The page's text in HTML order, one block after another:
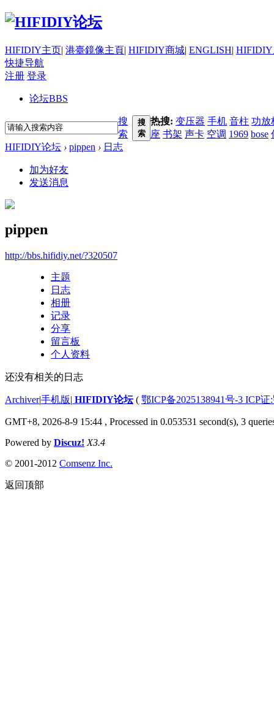
HIFIDIY主页| 港臺鏡像主頁| HIFIDIY商城| ENGLISH|
快捷导航
注册 登录
论坛BBS
搜
索
搜
索
热搜: 变压器 手机 音柱 功放
座 书架 声卡 空调 1969 bose
HIFIDIY论坛 › pippen › 日志
加为好友
发送消息
pippen
http://bbs.hifidiy.net/?320507
主题
日志
相册
记录
分享
留言板
个人资料
还没有相关的日志
Archiver|手机版| HIFIDIY论坛( 鄂ICP备2025138941号-3 ICP
GMT+8, 2026-8-9 15:44 , Processed in 0.053531 second(s), 3
Powered by Discuz! X3.4
© 2001-2012 Comsenz Inc.
返回顶部